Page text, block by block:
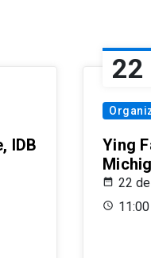
IDB
22
Ying
22